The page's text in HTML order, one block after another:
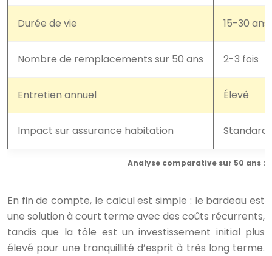
Analyse comparative sur 50 ans :
Durée de vie 15-30 ans
Nombre de remplacements sur 50 ans 2-3 fois
Entretien annuel Élevé
Impact sur assurance habitation Standard
En fin de compte, le calcul est simple : le bardeau est
une solution à court terme avec des coûts récurrents,
tandis que la tôle est un investissement initial plus
élevé pour une tranquillité d’esprit à très long terme.